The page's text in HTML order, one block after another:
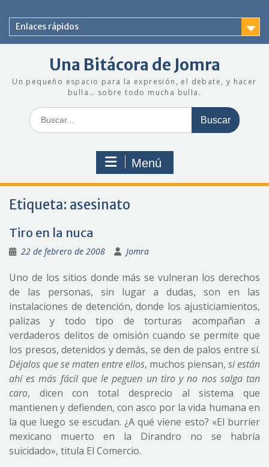
contenido
Enlaces rápidos
Una Bitácora de Jomra
Un pequeño espacio para la expresión, el debate, y hacer
bulla… sobre todo mucha bulla.
Buscar:
Menú
Etiqueta: asesinato
Tiro en la nuca
22 de febrero de 2008 Jomra
Uno de los sitios donde más se vulneran los derechos
de las personas, sin lugar a dudas, son en las
instalaciones de detención, donde los ajusticiamientos,
palizas y todo tipo de torturas acompañan a
verdaderos delitos de omisión cuando se permite que
los presos, detenidos y demás, se den de palos entre sí.
Déjalos que se maten entre ellos, muchos piensan, si están
ahí es más fácil que le peguen un tiro y no nos salga tan
caro, dicen con total desprecio al sistema que
mantienen y defienden, con asco por la vida humana en
la que luego se escudan. ¿A qué viene esto? «El burrier
mexicano muerto en la Dirandro no se habría
suicidado», titula El Comercio.